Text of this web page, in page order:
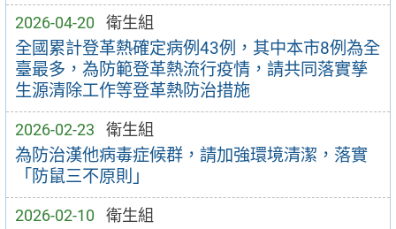
2026-04-20 衛生組
全國累計登革熱確定病例43例，其中本市8例為全
臺最多，為防範登革熱流行疫情，請共同落實孳
生源清除工作等登革熱防治措施
2026-02-23 衛生組
為防治漢他病毒症候群，請加強環境清潔，落實
「防鼠三不原則」
2026-02-10 衛生組